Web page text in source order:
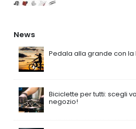
News
Pedala alla grande con
Biciclette per tutti: scegli
negozio!